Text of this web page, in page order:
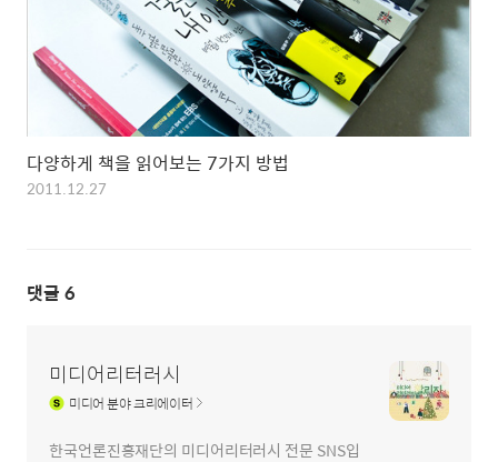
다양하게 책을 읽어보는 7가지 방법
2011.12.27
댓글 6
미디어리터러시
미디어분야 크리에이터
한국언론진흥재단의 미디어리터러시 전문 SNS입